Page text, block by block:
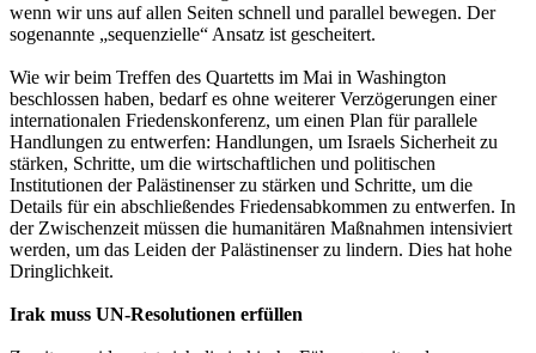
wenn wir uns auf allen Seiten schnell und parallel bewegen. Der
sogenannte „sequenzielle“ Ansatz ist gescheitert.
Wie wir beim Treffen des Quartetts im Mai in Washington
beschlossen haben, bedarf es ohne weiterer Verzögerungen einer
internationalen Friedenskonferenz, um einen Plan für parallele
Handlungen zu entwerfen: Handlungen, um Israels Sicherheit zu
stärken, Schritte, um die wirtschaftlichen und politischen
Institutionen der Palästinenser zu stärken und Schritte, um die
Details für ein abschließendes Friedensabkommen zu entwerfen. In
der Zwischenzeit müssen die humanitären Maßnahmen intensiviert
werden, um das Leiden der Palästinenser zu lindern. Dies hat hohe
Dringlichkeit.
Irak muss UN-Resolutionen erfüllen